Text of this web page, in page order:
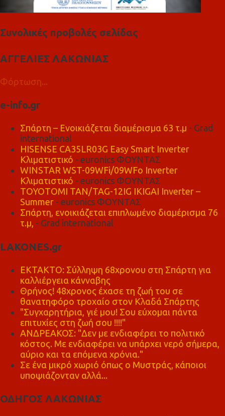
Συνολικές προβολές σελίδας
ΑΓΓΕΛΙΕΣ ΛΑΚΩΝΙΑΣ
Φόρτωση...
e-info.gr
Σπάρτη – Ενοικιάζεται διαμέρισμα 63 τ.μ - Grad
international
HISENSE CA35LR03G Easy Smart Inverter
Κλιματιστικό - euronics ΦΟΥΝΤΑΣ
WINSTAR WST-09WFi/09WFo Inverter
Κλιματιστικό - euronics ΦΟΥΝΤΑΣ
TOYOTOMI TAN/TAG-12IG IKIGAI Inverter –
Summer - euronics ΦΟΥΝΤΑΣ
Σπάρτη, ενοικιάζεται επιπλωμένο διαμέρισμα 76
τ.μ, - Grad international
LAKONES.gr
ΕΚΤΑΚΤΟ: Σύλληψη 68χρονου στη Σπάρτη για
καλλιέργεια κάνναβης
Θρήνος! 48χρονος έχασε τη ζωή του σε
θανατηφόρο τροχαίο στον Κλαδά Σπάρτης
"Συγχαρητήρια, γιέ μου! Σου εύχομαι πάντα
επιτυχίες στη ζωή σου !!!!"
ΑΝΔΡΕΑΚΟΣ: "Δεν με ενδιαφέρει το πολιτικό
κόστος. Με ενδιαφέρει να υπάρχει νερό σήμερα,
αύριο και τα επόμενα χρόνια."
Σε ένα μικρό χωριό όπως ο Μυστράς, κάποιοι
υποψιάζονταν αλλά...
ΟΔΗΓΟΣ ΛΑΚΩΝΙΑΣ